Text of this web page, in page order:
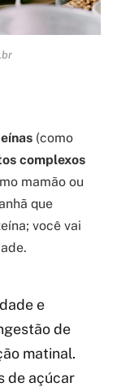
(como
complexos
mamão ou
que
você vai
e
de
matinal.
de açúcar